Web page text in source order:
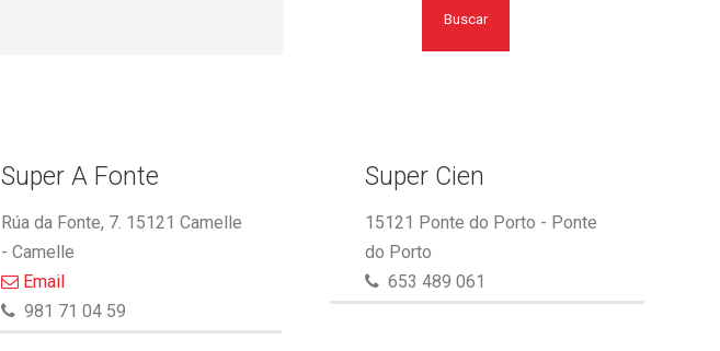
Buscar
Super A Fonte
Rúa da Fonte, 7. 15121 Camelle
- Camelle
Email
981 71 04 59
Super Cien
15121 Ponte do Porto - Ponte
do Porto
653 489 061